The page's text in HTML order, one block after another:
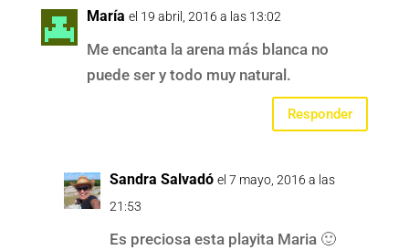
María el 19 abril, 2016 a las 13:02
Me encanta la arena más blanca no
puede ser y todo muy natural.
Responder
Sandra Salvadó el 7 mayo, 2016 a las
21:53
Es preciosa esta playita Maria 🙂